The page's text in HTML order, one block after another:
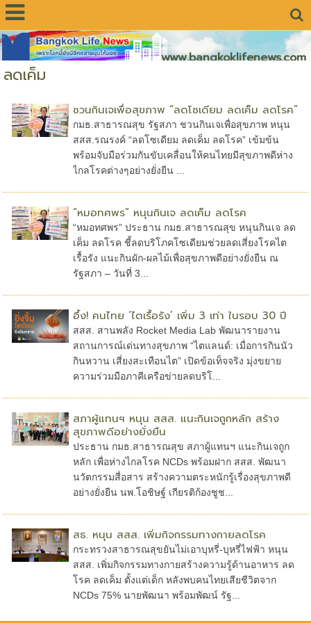
www.bangkoklifenews.com
ลดเค็ม
ชวนกินเจเพื่อสุขภาพ “ลดโซเดียม ลดเค็ม ลดโรค”
กมธ.สาธารณสุข รัฐสภา ชวนกินเจเพื่อสุขภาพ หนุน
สสส.รณรงค์ “ลดโซเดียม ลดเค็ม ลดโรค” เข้มข้น
พร้อมจับมือร่วมกันขับเคลื่อนให้คนไทยมีสุขภาพดีห่าง
ไกลโรคต่างๆอย่างยั่งยืน ...
“หมอทศพร” หนุนกินเจ ลดเค็ม ลดโรค
“หมอทศพร” ประธาน กมธ.สาธารณสุข หนุนกินเจ ลด
เค็ม ลดโรค ชี้ลดบริโภคโซเดียมช่วยลดเสี่ยงโรคไต
เรื้อรัง แนะกินผัก-ผลไม้เพื่อสุขภาพดีอย่างยั่งยืน ณ
รัฐสภา – วันที่ 3...
อึ้ง! คนไทย ‘ไตเรื้อรัง’ เพิ่ม 3 เท่า ในรอบ 30 ปี
สสส. สานพลัง Rocket Media Lab พัฒนารายงาน
สถานการณ์เด่นทางสุขภาพ “ไตแลนด์: เมื่อการกินนัว
กินหวาน เสี่ยงสะเทือนไต” เปิดข้อเท็จจริง มุ่งขยาย
ความร่วมมือภาคีเครือข่ายลดบริโ...
สภาผู้แทนฯ หนุน สสส. แนะกินเจถูกหลัก สร้าง
สุขภาพดีอย่างยั่งยืน
ประธาน กมธ.สาธารณสุข สภาผู้แทนฯ แนะกินเจถูก
หลัก เพื่อห่างไกลโรค NCDs พร้อมฝาก สสส. พัฒนา
นวัตกรรมสื่อสาร สร้างความตระหนักรู้เรื่องสุขภาพดี
อย่างยั่งยืน นพ.โอชิษฐ์ เกียรติก้องชูช...
สธ. หนุน สสส. เพิ่มกิจกรรมทางกายลดโรค
กระทรวงสาธารณสุขยันไม่เอาบุหรี่-บุหรี่ไฟฟ้า หนุน
สสส. เพิ่มกิจกรรมทางกายสร้างความรู้ด้านอาหาร ลด
โรค ลดเค็ม ตั้งแต่เด็ก หลังพบคนไทยเสียชีวิตจาก
NCDs 75% นายพัฒนา พร้อมพัฒน์ รัฐ...